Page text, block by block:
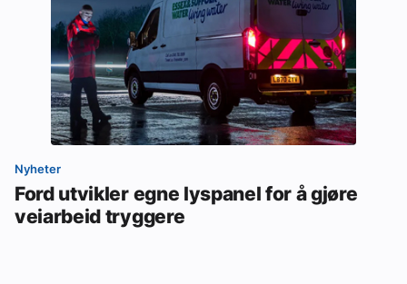
Nyheter
Ford utvikler egne lyspanel for å gjøre
veiarbeid tryggere